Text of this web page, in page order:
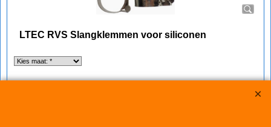
LTEC RVS Slangklemmen voor siliconen